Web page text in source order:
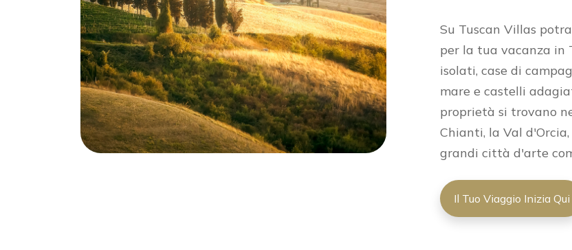
Su Tuscan Villas
per la tua vacanza in
isolati, case di
mare e castelli
proprietà si trovano
Chianti, la Val
grandi città d'arte
Il Tuo Viaggio Inizia Qui